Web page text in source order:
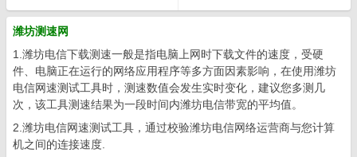
潍坊测速网
1.潍坊电信下载测速一般是指电脑上网时下载文件的速度，受硬
件、电脑正在运行的网络应用程序等多方面因素影响，在使用潍坊
电信网速测试工具时，测速数值会发生实时变化，建议您多测几
次，该工具测速结果为一段时间内潍坊电信带宽的平均值。
2.潍坊电信网速测试工具，通过校验潍坊电信网络运营商与您计算
机之间的连接速度.